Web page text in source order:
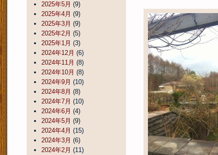
2025年5月 (9)
2025年4月 (9)
2025年3月 (9)
2025年2月 (5)
2025年1月 (3)
2024年12月 (6)
2024年11月 (8)
2024年10月 (8)
2024年9月 (10)
2024年8月 (8)
2024年7月 (10)
2024年6月 (4)
2024年5月 (9)
2024年4月 (15)
2024年3月 (6)
2024年2月 (11)